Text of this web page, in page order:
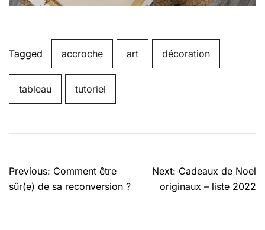
Tagged accroche art décoration
tableau tutoriel
Navigation
de
Previous: Comment être
sûr(e) de sa reconversion ?
Next: Cadeaux de Noel
originaux – liste 2022